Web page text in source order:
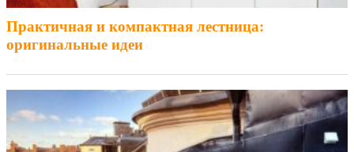
Практичная и компактная лестница:
оригинальные идеи